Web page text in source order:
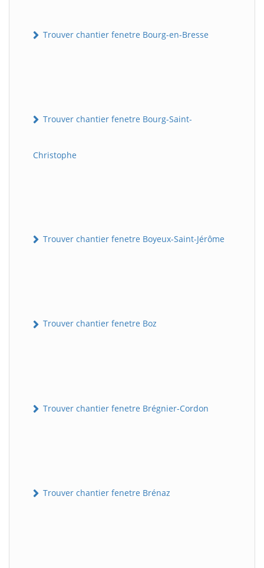
Trouver chantier fenetre Bourg-en-Bresse
Trouver chantier fenetre Bourg-Saint-
Christophe
Trouver chantier fenetre Boyeux-Saint-Jérôme
Trouver chantier fenetre Boz
Trouver chantier fenetre Brégnier-Cordon
Trouver chantier fenetre Brénaz